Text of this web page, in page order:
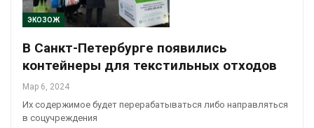
ЭКОЗОЖ
В Санкт-Петербурге появились
контейнеры для текстильных отходов
Мар 6, 2024
Их содержимое будет перерабатываться либо направляться
в соцучреждения